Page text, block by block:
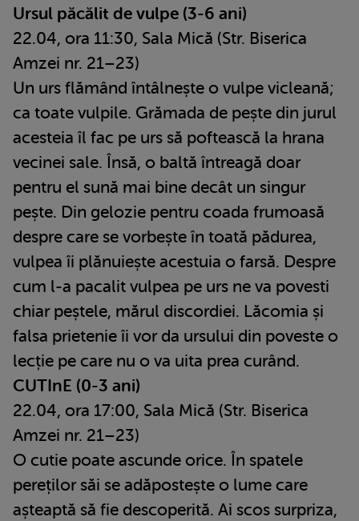
Ursul păcălit de vulpe (3-6 ani)
22.04, ora 11:30, Sala Mică (Str. Biserica
Amzei nr. 21–23)
Un urs flămând întâlnește o vulpe vicleană;
ca toate vulpile. Grămada de pește din jurul
acesteia îl fac pe urs să poftească la hrana
vecinei sale. Însă, o baltă întreagă doar
pentru el sună mai bine decât un singur
pește. Din gelozie pentru coada frumoasă
despre care se vorbește în toată pădurea,
vulpea îi plănuiește acestuia o farsă. Despre
cum l-a pacalit vulpea pe urs ne va povesti
chiar peștele, mărul discordiei. Lăcomia și
falsa prietenie îi vor da ursului din poveste o
lecție pe care nu o va uita prea curând.
CUTInE (0-3 ani)
22.04, ora 17:00, Sala Mică (Str. Biserica
Amzei nr. 21–23)
O cutie poate ascunde orice. În spatele
pereților săi se adăpostește o lume care
așteaptă să fie descoperită. Ai scos surpriza,